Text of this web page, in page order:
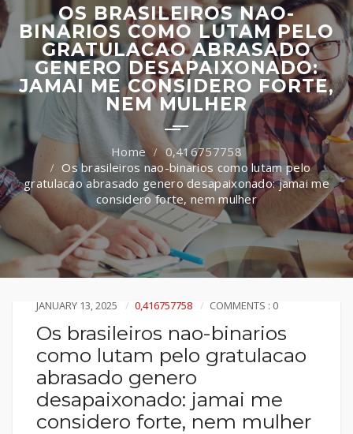
OS BRASILEIROS NAO-
BINARIOS COMO LUTAM PELO
GRATULACAO ABRASADO
GENERO DESAPAIXONADO:
JAMAI ME CONSIDERO FORTE,
NEM MULHER
0,416757758
Os brasileiros nao-binarios como lutam pelo
gratulacao abrasado genero desapaixonado: jamai me
considero forte, nem mulher
JANUARY 13, 2025 0,416757758 COMMENTS : 0
Os brasileiros nao-binarios
como lutam pelo gratulacao
abrasado genero
desapaixonado: jamai me
considero forte, nem mulher